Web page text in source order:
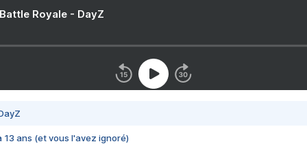
Royale - DayZ
13 ans (et vous l'avez ignoré)